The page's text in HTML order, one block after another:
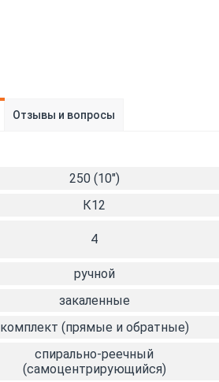
Отзывы и вопросы
250 (10")
К12
4
ручной
закаленные
комплект (прямые и обратные)
спирально-реечный
(самоцентрирующийся)